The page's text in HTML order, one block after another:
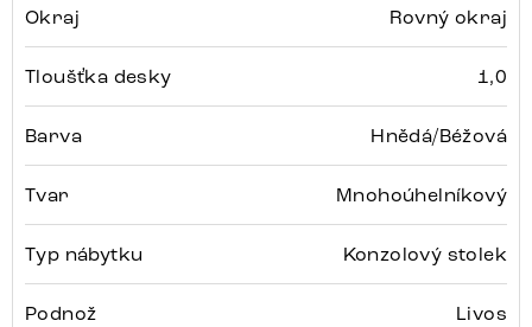
Okraj Rovný okraj
Tloušťka desky 1,0
Barva Hnědá/Béžová
Tvar Mnohoúhelníkový
Typ nábytku Konzolový stolek
Podnož Livos